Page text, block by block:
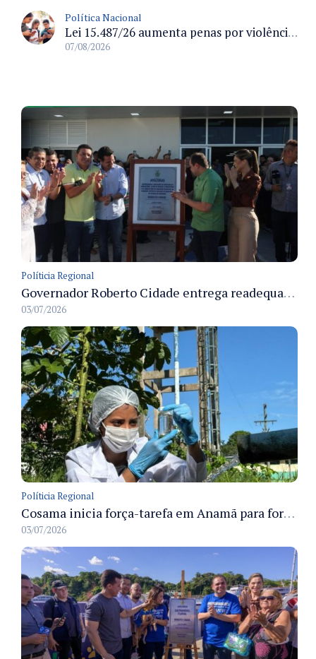
Política Nacional
Lei 15.487/26 aumenta penas por violência sexual digital contra crianças e adolescentes e autoriza ronda virtual para investigação
07/08/2026
Políticia Regional
Governador Roberto Cidade entrega readequação do ambulatório da FCecon e amplia capacidade de atendimento oncológico em Manaus
03/07/2026
Políticia Regional
Cosama inicia força-tarefa em Anamã para fortalecer abastecimento de água e segurança hídrica da população
03/07/2026